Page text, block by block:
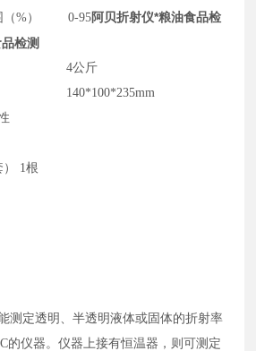
围（%） 0-95阿贝折射仪*粮油食品检
检测
： 4公斤
140*100*235mm
） 1根
测定透明、半透明液体或固体的折射率
的仪器。仪器上接有恒温器，则可测定